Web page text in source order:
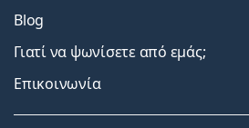
Blog
Γιατί να ψωνίσετε από εμάς;
Επικοινωνία